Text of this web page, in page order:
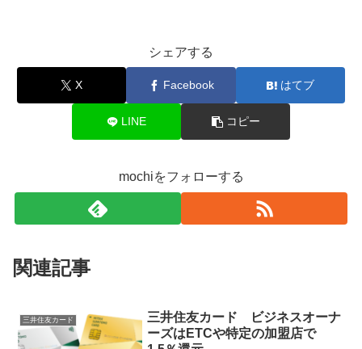
シェアする
X Facebook はてブ
LINE コピー
mochiをフォローする
関連記事
三井住友カード
三井住友カード ビジネスオーナ
ーズはETCや特定の加盟店で